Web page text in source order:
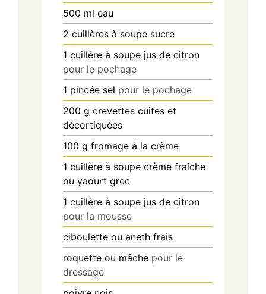
500 ml eau
2 cuillères à soupe sucre
1 cuillère à soupe jus de citron
pour le pochage
1 pincée sel pour le pochage
200 g crevettes cuites et
décortiquées
100 g fromage à la crème
1 cuillère à soupe crème fraîche
ou yaourt grec
1 cuillère à soupe jus de citron
pour la mousse
ciboulette ou aneth frais
roquette ou mâche pour le
dressage